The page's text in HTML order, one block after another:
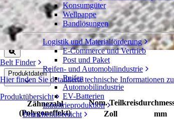
Belt Finder
Hier finden Sie detaillierte technische Informationen
Produktübersicht
Konsumgüter
Wellpappe
Bandlösungen
Logistik und Materialförderung
E-Commerce und Vertrieb
Post und Paket
Reifen- und Automobilindustrie
Reifen
Automobilindustrie
EV-Batterien
Industrieproduktion
Branchenübersicht
Geteiltes EZ Track™-Zahnrad
Serie 1100
Freigeben Angebot einholen
Produktdaten
Zähnezahl
(Polygoneffekt)
Nom.
Zoll
mm